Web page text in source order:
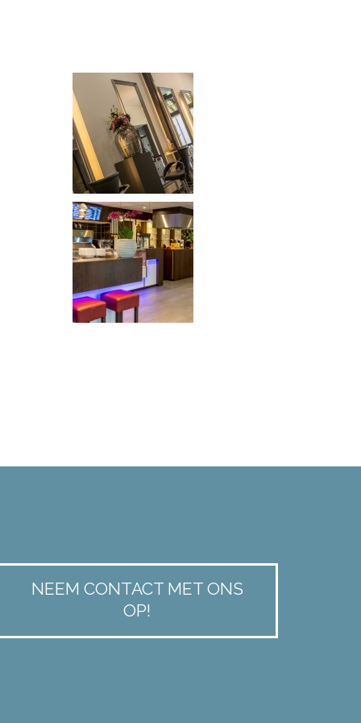
NEEM CONTACT MET ONS
OP!